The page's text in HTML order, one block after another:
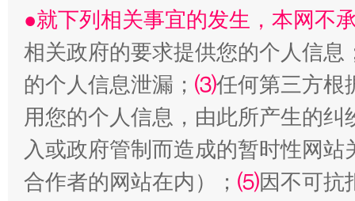
揭批美国五大"原罪" "炒
●就下列相关事宜的发生，本网不
相关政府的要求提供您的个人信息
的个人信息泄漏； ⑶任何第三方根
用您的个人信息，由此所产生的纠
入或政府管制而造成的暂时性网
合作者的网站在内）； ⑸因不可抗